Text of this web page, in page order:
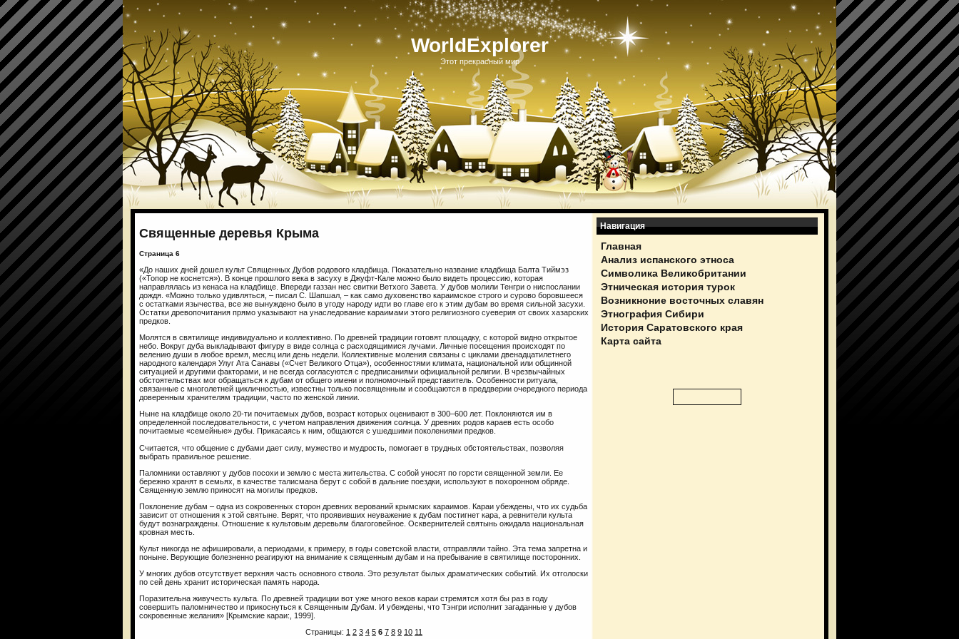
WorldExplorer
Этот прекрасный мир
Навигация
Главная
Анализ испанского этноса
Символика Великобритании
Этническая история турок
Возникноние восточных славян
Этнография Сибири
История Саратовского края
Карта сайта
Священные деревья Крыма
Страница 6
«До наших дней дошел культ Священных Дубов родового кладбища. Показательно название кладбища Балта Тиймэз
(«Топор не коснется»). В конце прошлого века в засуху в Джуфт-Кале можно было видеть процессию, которая
направлялась из кенаса на кладбище. Впереди газзан нес свитки Ветхого Завета. У дубов молили Тенгри о ниспослании
дождя. «Можно только удивляться, – писал С. Шапшал, – как само духовенство караимское строго и сурово боровшееся
с остатками язычества, все же вынуждено было в угоду народу идти во главе его к этим дубам во время сильной засухи.
Остатки древопочитания прямо указывают на унаследование караимами этого религиозного суеверия от своих хазарских
предков.
Молятся в святилище индивидуально и коллективно. По древней традиции готовят площадку, с которой видно открытое
небо. Вокруг дуба выкладывают фигуру в виде солнца с расходящимися лучами. Личные посещения происходят по
велению души в любое время, месяц или день недели. Коллективные моления связаны с циклами двенадцатилетнего
народного календаря Улуг Ата Санавы («Счет Великого Отца»), особенностями климата, национальной или общинной
ситуацией и другими факторами, и не всегда согласуются с предписаниями официальной религии. В чрезвычайных
обстоятельствах мог обращаться к дубам от общего имени и полномочный представитель. Особенности ритуала,
связанные с многолетней цикличностью, известны только посвященным и сообщаются в преддверии очередного периода
доверенным хранителям традиции, часто по женской линии.
Ныне на кладбище около 20-ти почитаемых дубов, возраст которых оценивают в 300–600 лет. Поклоняются им в
определенной последовательности, с учетом направления движения солнца. У древних родов караев есть особо
почитаемые «семейные» дубы. Прикасаясь к ним, общаются с ушедшими поколениями предков.
Считается, что общение с дубами дает силу, мужество и мудрость, помогает в трудных обстоятельствах, позволяя
выбрать правильное решение.
Паломники оставляют у дубов посохи и землю с места жительства. С собой уносят по горсти священной земли. Ее
бережно хранят в семьях, в качестве талисмана берут с собой в дальние поездки, используют в похоронном обряде.
Священную землю приносят на могилы предков.
Поклонение дубам – одна из сокровенных сторон древних верований крымских караимов. Караи убеждены, что их судьба
зависит от отношения к этой святыне. Верят, что проявивших неуважение к дубам постигнет кара, а ревнители культа
будут вознаграждены. Отношение к культовым деревьям благоговейное. Осквернителей святынь ожидала национальная
кровная месть.
Культ никогда не афишировали, а периодами, к примеру, в годы советской власти, отправляли тайно. Эта тема запретна и
поныне. Верующие болезненно реагируют на внимание к священным дубам и на пребывание в святилище посторонних.
У многих дубов отсутствует верхняя часть основного ствола. Это результат былых драматических событий. Их отголоски
по сей день хранит историческая память народа.
Поразительна живучесть культа. По древней традиции вот уже много веков караи стремятся хотя бы раз в году
совершить паломничество и прикоснуться к Священным Дубам. И убеждены, что Тэнгри исполнит загаданные у дубов
сокровенные желания» [Крымские караи:, 1999].
Страницы: 1 2 3 4 5 6 7 8 9 10 11